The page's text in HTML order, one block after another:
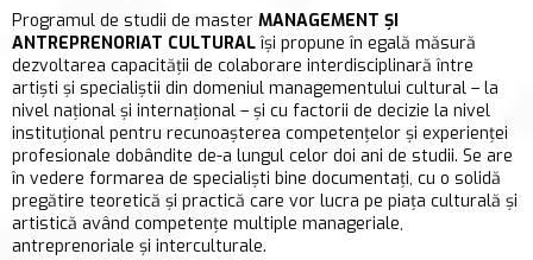
Programul de studii de master MANAGEMENT ŞI
ANTREPRENORIAT CULTURALîşi propune în egală măsură
dezvoltarea capacităţii de colaborare interdisciplinară între
artiști şi specialiştii din domeniul managementului cultural – la
nivel naţional şi internaţional – şi cu factorii de decizie la nivel
instituţional pentru recunoaşterea competenţelor şi experienţei
profesionale dobândite de-a lungul celor doi ani de studii. Se are
în vedere formarea de specialişti bine documentaţi, cu o solidă
pregătire teoretică şi practică care vor lucra pe piața culturală şi
artistică având competenţe multiple manageriale,
antreprenoriale şi interculturale.